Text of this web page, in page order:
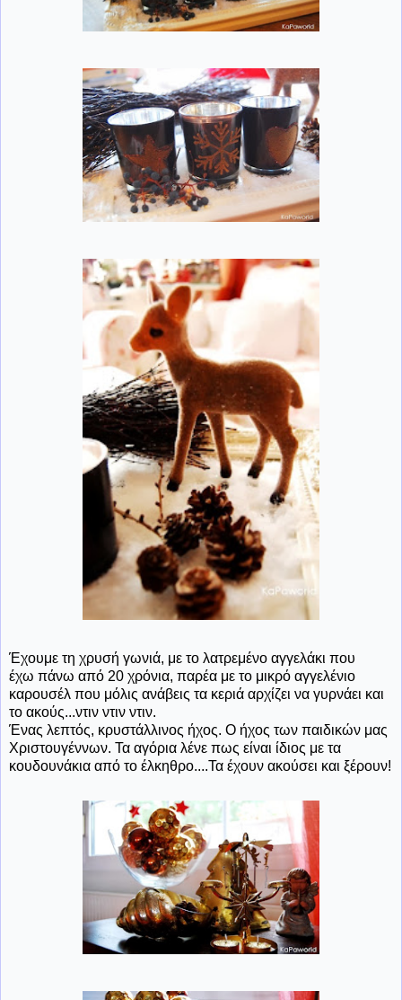
Έχουμε τη χρυσή γωνιά, με το λατρεμένο αγγελάκι που
έχω πάνω από 20 χρόνια, παρέα με το μικρό αγγελένιο
καρουσέλ που μόλις ανάβεις τα κεριά αρχίζει να γυρνάει και
το ακούς...ντιν ντιν ντιν.
Ένας λεπτός, κρυστάλλινος ήχος. Ο ήχος των παιδικών μας
Χριστουγέννων. Τα αγόρια λένε πως είναι ίδιος με τα
κουδουνάκια από το έλκηθρο....Τα έχουν ακούσει και ξέρουν!